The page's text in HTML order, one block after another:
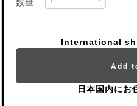
数量
International
Add
日本国内にお